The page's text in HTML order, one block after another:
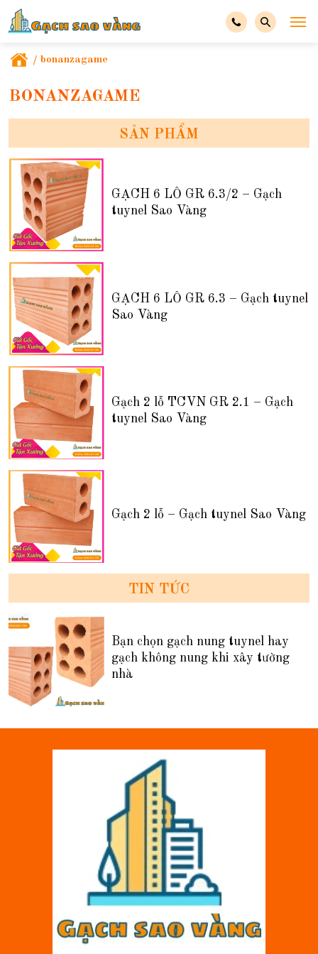
/ bonanzagame
BONANZAGAME
SẢN PHẨM
GẠCH 6 LỖ GR 6.3/2 – Gạch
tuynel Sao Vàng
GẠCH 6 LỖ GR 6.3 – Gạch tuynel
Sao Vàng
Gạch 2 lỗ TCVN GR 2.1 – Gạch
tuynel Sao Vàng
Gạch 2 lỗ – Gạch tuynel Sao Vàng
TIN TỨC
Bạn chọn gạch nung tuynel hay
gạch không nung khi xây tường
nhà